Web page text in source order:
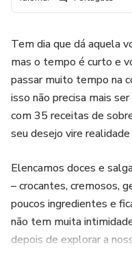
Tem dia que dá aquela
mas o tempo é curto e
passar muito tempo na
isso não precisa mais
com 35 receitas de
seu desejo vire
Elencamos doces e
– crocantes, cremosos,
poucos ingredientes e
não tem muita
depois de explorar a